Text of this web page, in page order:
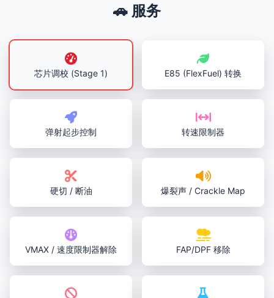
🚗 服务
芯片调校 (Stage 1) E85 (FlexFuel) 转换
弹射起步控制 转速限制器
硬切 / 断油 爆裂声 / Crackle Map
VMAX / 速度限制器解除 FAP/DPF 移除